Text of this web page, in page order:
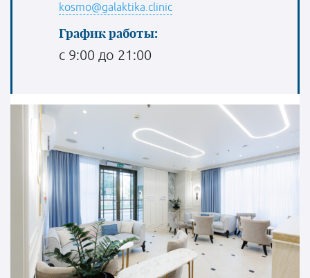
kosmo@galaktika.clinic
График работы:
с 9:00 до 21:00